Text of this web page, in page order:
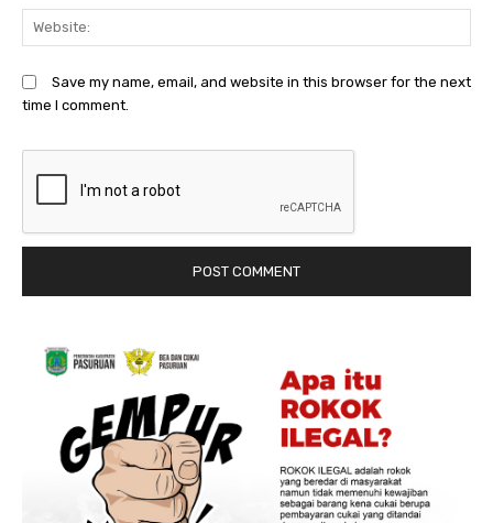
Save my name, email, and website in this browser for the next
time I comment.